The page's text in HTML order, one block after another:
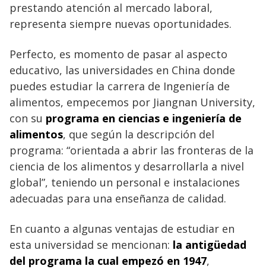
prestando atención al mercado laboral,
representa siempre nuevas oportunidades.
Perfecto, es momento de pasar al aspecto
educativo, las universidades en China donde
puedes estudiar la carrera de Ingeniería de
alimentos, empecemos por Jiangnan University,
con su programa en ciencias e ingeniería de
alimentos, que según la descripción del
programa: “orientada a abrir las fronteras de la
ciencia de los alimentos y desarrollarla a nivel
global”, teniendo un personal e instalaciones
adecuadas para una enseñanza de calidad.
En cuanto a algunas ventajas de estudiar en
esta universidad se mencionan: la antigüedad
del programa la cual empezó en 1947,